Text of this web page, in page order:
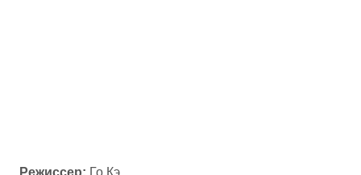
Режиссер: Го Кэ